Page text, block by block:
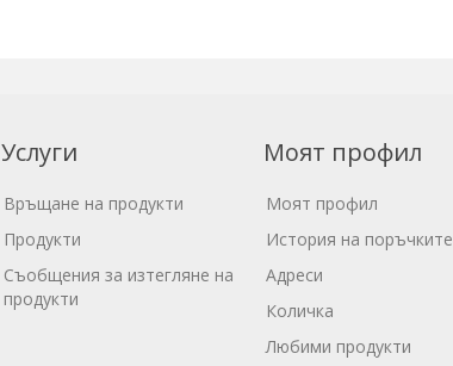
Услуги
Връщане на продукти
Продукти
Съобщения за изтегляне на
продукти
Моят профил
Моят профил
История на поръчките
Адреси
Количка
Любими продукти